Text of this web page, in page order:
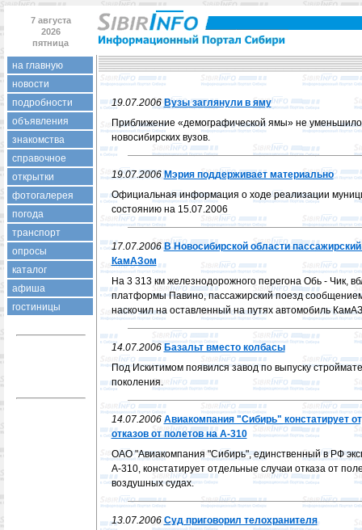
7 августа
2026
пятница
на главную
новости
подробности
объявления
знакомства
справочное
открытки
фотогалерея
погода
транспорт
опросы
каталог
афиша
гостиницы
19.07.2006 Вузы заглянули в яму
Приближение «демографической ямы» не уменьшило
новосибирских вузов.
19.07.2006 Мэрия поддерживает материально
Официальная информация о ходе реализации
состоянию на 15.07.2006
17.07.2006 В Новосибирской области
КамАЗом
На 3 313 км железнодорожного перегона Обь - Чик,
платформы Павино, пассажирский поезд
наскочил на оставленный на путях автомобиль
14.07.2006 Базальт вместо колбасы
Под Искитимом появился завод по выпуску
поколения.
14.07.2006 Авиакомпания "Сибирь" констатирует
отказов от полетов на А-310
ОАО "Авиакомпания "Сибирь", единственный в РФ
А-310, констатирует отдельные случаи отказа от
воздушных судах.
13.07.2006 Суд приговорил телохранителя